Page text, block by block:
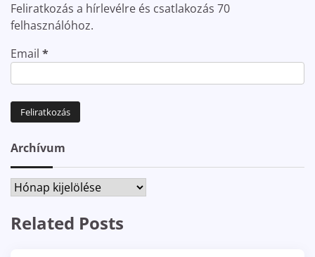
Feliratkozás a hírlevélre és csatlakozás 70
felhasználóhoz.
Email *
Archívum
Archívum
Related Posts